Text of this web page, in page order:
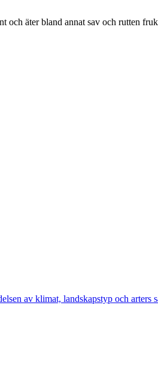
äter bland annat sav och rutten
av klimat, landskapstyp och arters